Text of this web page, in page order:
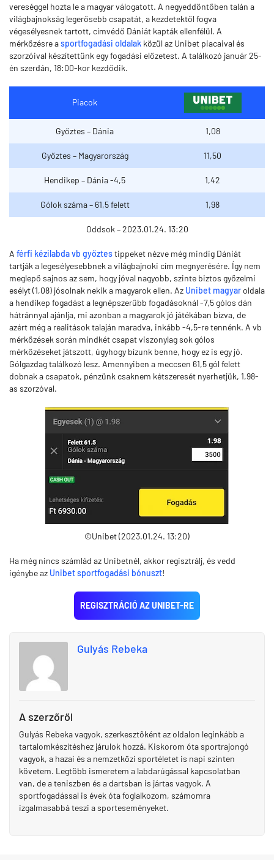
vereséggel hozta le a magyar válogatott. A negyeddöntőben talán a
világbajnokság legerősebb csapatát, a kezdetektől fogva
végesélyesnek tartott, címvédő Dániát kapták ellenfélül. A
mérkőzésre asportfogadási oldalak közül az Unibet piacaival és
szorzóival készítettünk egy fogadási előzetest. A találkozó január 25-
én szerdán, 18:00-kor kezdődik.
Piacok
Győztes – Dánia 1,08
Győztes – Magyarország 11,50
Hendikep – Dánia -4,5 1,42
Gólok száma – 61,5 felett 1,98
Oddsok – 2023.01.24. 13:20
A férfi kézilabda vb győztestippeket nézve még mindig Dániát
tartják a legesélyesebbnek a világbajnoki cím megnyerésére. Így nem
meglepő sajnos az sem, hogy jóval nagyobb, szinte biztos győzelmi
esélyt (1,08) jósolnak nekik a magyarok ellen. Az Unibet magyaroldala
a hendikep fogadást a legnépszerűbb fogadásoknál -7,5 gólos dán
hátránnyal ajánlja, mi azonban a magyarok jó játékában bízva, de
azért még a realitások talaján maradva, inkább -4,5-re tennénk. A vb
mérkőzések során mindkét csapat viszonylag sok gólos
mérkőzéseket játszott, úgyhogy bízunk benne, hogy ez is egy jó.
Gólgazdag találkozó lesz. Amennyiben a meccsen 61,5 gól felett
dobnak a csapatok, pénzünk csaknem kétszeresét nyerhetjük, 1,98-
as szorzóval.
©Unibet (2023.01.24. 13:20)
Ha még nincs számlád az Unibetnél, akkor regisztrálj, és vedd
igénybe az Unibet sportfogadási bónuszt!
REGISZTRÁCIÓ AZ UNIBET-RE
Gulyás Rebeka
A szerzőről
Gulyás Rebeka vagyok, szerkesztőként az oldalon leginkább a
tartalomkészítéshez járulok hozzá. Kiskorom óta sportrajongó
vagyok, a hazai és a nemzetközi sportéletet is napi szinten
követem. Legtöbb ismeretem a labdarúgással kapcsolatban
van, de a teniszben és a dartsban is jártas vagyok. A
sportfogadással is évek óta foglalkozom, számomra
izgalmasabbá teszi a sporteseményeket.